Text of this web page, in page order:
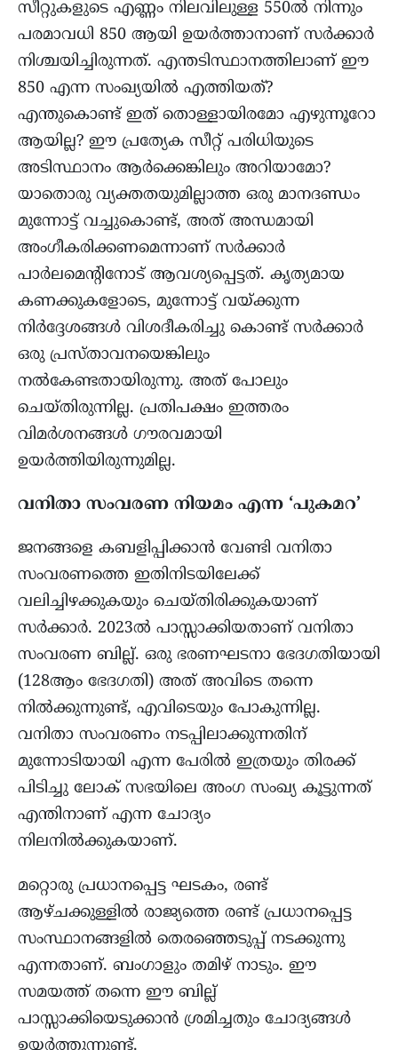
സീറ്റുകളുടെ എണ്ണം നിലവിലുള്ള 550ൽ നിന്നും
പരമാവധി 850 ആയി ഉയർത്താനാണ് സർക്കാർ
നിശ്ചയിച്ചിരുന്നത്. എന്തടിസ്ഥാനത്തിലാണ് ഈ
850 എന്ന സംഖ്യയിൽ എത്തിയത്?
എന്തുകൊണ്ട് ഇത് തൊള്ളായിരമോ എഴുന്നൂറോ
ആയില്ല? ഈ പ്രത്യേക സീറ്റ് പരിധിയുടെ
അടിസ്ഥാനം ആർക്കെങ്കിലും അറിയാമോ?
യാതൊരു വ്യക്തതയുമില്ലാത്ത ഒരു മാനദണ്ഡം
മുന്നോട്ട് വച്ചുകൊണ്ട്, അത് അന്ധമായി
അംഗീകരിക്കണമെന്നാണ് സർക്കാർ
പാർലമെന്റിനോട് ആവശ്യപ്പെട്ടത്. കൃത്യമായ
കണക്കുകളോടെ, മുന്നോട്ട് വയ്ക്കുന്ന
നിർദ്ദേശങ്ങൾ വിശദീകരിച്ചു കൊണ്ട് സർക്കാർ
ഒരു പ്രസ്താവനയെങ്കിലും
നൽകേണ്ടതായിരുന്നു. അത് പോലും
ചെയ്തിരുന്നില്ല. പ്രതിപക്ഷം ഇത്തരം
വിമർശനങ്ങൾ ഗൗരവമായി
ഉയർത്തിയിരുന്നുമില്ല.
വനിതാ സംവരണ നിയമം എന്ന ‘പുകമറ’
ജനങ്ങളെ കബളിപ്പിക്കാൻ വേണ്ടി വനിതാ
സംവരണത്തെ ഇതിനിടയിലേക്ക്
വലിച്ചിഴക്കുകയും ചെയ്തിരിക്കുകയാണ്
സർക്കാർ. 2023ൽ പാസ്സാക്കിയതാണ് വനിതാ
സംവരണ ബില്ല്. ഒരു ഭരണഘടനാ ഭേദഗതിയായി
(128ആം ഭേദഗതി) അത് അവിടെ തന്നെ
നിൽക്കുന്നുണ്ട്, എവിടെയും പോകുന്നില്ല.
വനിതാ സംവരണം നടപ്പിലാക്കുന്നതിന്
മുന്നോടിയായി എന്ന പേരിൽ ഇത്രയും തിരക്ക്
പിടിച്ചു ലോക് സഭയിലെ അംഗ സംഖ്യ കൂട്ടുന്നത്
എന്തിനാണ് എന്ന ചോദ്യം
നിലനിൽക്കുകയാണ്.
മറ്റൊരു പ്രധാനപ്പെട്ട ഘടകം, രണ്ട്
ആഴ്ചക്കുള്ളിൽ രാജ്യത്തെ രണ്ട് പ്രധാനപ്പെട്ട
സംസ്ഥാനങ്ങളിൽ തെരഞ്ഞെടുപ്പ് നടക്കുന്നു
എന്നതാണ്. ബംഗാളും തമിഴ് നാടും. ഈ
സമയത്ത് തന്നെ ഈ ബില്ല്
പാസ്സാക്കിയെടുക്കാൻ ശ്രമിച്ചതും ചോദ്യങ്ങൾ